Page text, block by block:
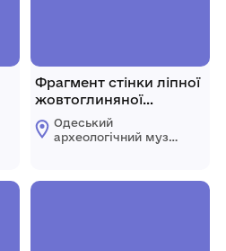
Фрагмент стінки ліпної
жовтоглиняної
посудини, жовтого
кольору назовні.
Одеський
археологічний музей
України